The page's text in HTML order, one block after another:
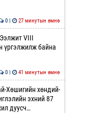
0 | 27 минутын өмнө
VIII
үргэлжилж байна
0 | 41 минутын өмнө
Хөшигийн хөндий-
эхний 87
дуусч…